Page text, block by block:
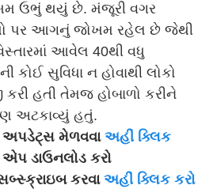
ઉભું થયું છે. મંજૂરી વગર
પર આગનું જોખમ રહેલ છે જેથી
આવેલ 40થી વધુ
કોઈ સુવિધા ન હોવાથી લોકો
હતી તેમજ હોબાળો કરીને
અટકાવ્યું હતું.
અપડેટ્સ મેળવવા અહીં ક્લિક
ડાઉનલોડ કરો
કરવા અહીં ક્લિક કરો